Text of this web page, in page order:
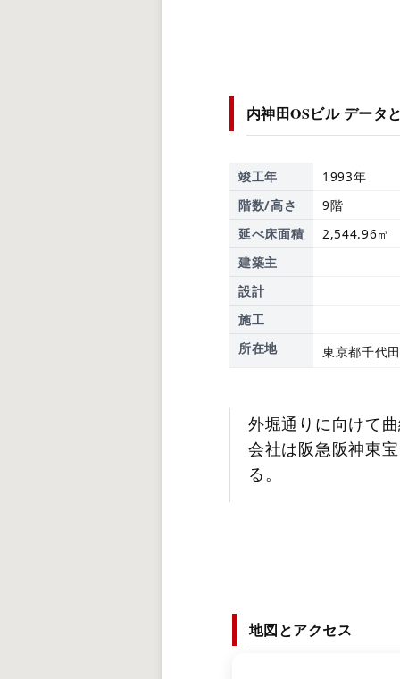
内神田OSビル データ
竣工年
1993年
階数/高さ
9階
延べ床面積
2,544.96㎡
建築主
設計
施工
所在地
東京都千代
外堀通りに向けて
会社は阪急阪神東
る。
地図とアクセス